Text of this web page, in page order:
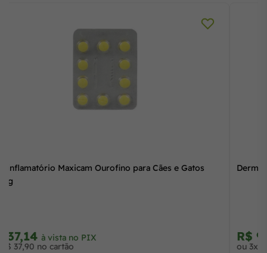
Anti-inflamatório Maxicam Ourofino para Cães e Gatos
R$ 37,14à vista no PIX
ou R$ 37,90 no cartão